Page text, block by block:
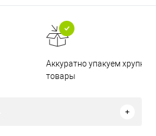
Аккуратно упакуем хрупкие
товары